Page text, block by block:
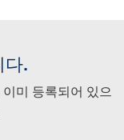
다.
미 등록되어 있으